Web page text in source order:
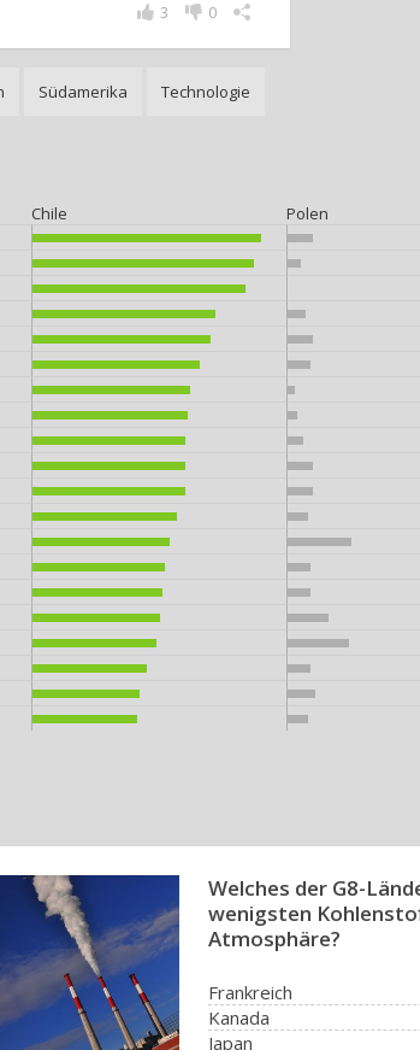
0
3
Südamerika Technologie
Chile Polen
Welches der G8-
wenigsten
Atmosphäre?
Frankreich
Kanada
Japan